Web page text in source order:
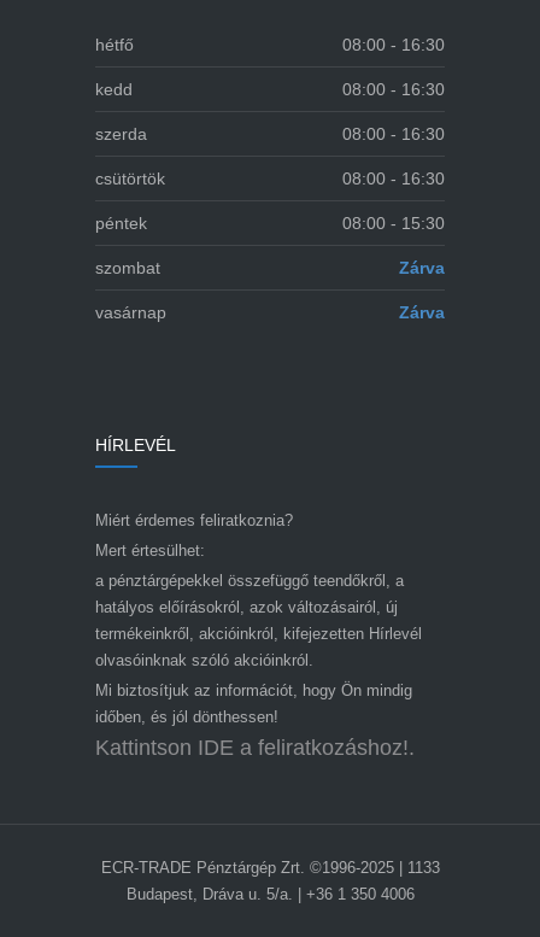
hétfő 08:00 - 16:30
kedd 08:00 - 16:30
szerda 08:00 - 16:30
csütörtök 08:00 - 16:30
péntek 08:00 - 15:30
szombat Zárva
vasárnap Zárva
HÍRLEVÉL
Miért érdemes feliratkoznia?
Mert értesülhet:
a pénztárgépekkel összefüggő teendőkről, a
hatályos előírásokról, azok változásairól, új
termékeinkről, akcióinkról, kifejezetten Hírlevél
olvasóinknak szóló akcióinkról.
Mi biztosítjuk az információt, hogy Ön mindig
időben, és jól dönthessen!
Kattintson IDE a feliratkozáshoz!.
ECR-TRADE Pénztárgép Zrt. ©1996-2025 | 1133
Budapest, Dráva u. 5/a. | +36 1 350 4006